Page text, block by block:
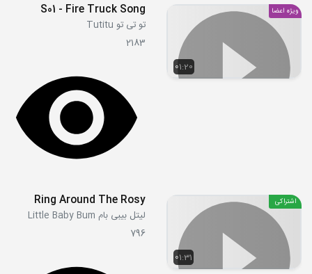
01:20
ویژه اعضا S01 - Fire Truck Song
تو تی تو Tutitu
2183
01:31
اشتراکی Ring Around The Rosy
لیتل بیبی بام Little Baby Bum
796